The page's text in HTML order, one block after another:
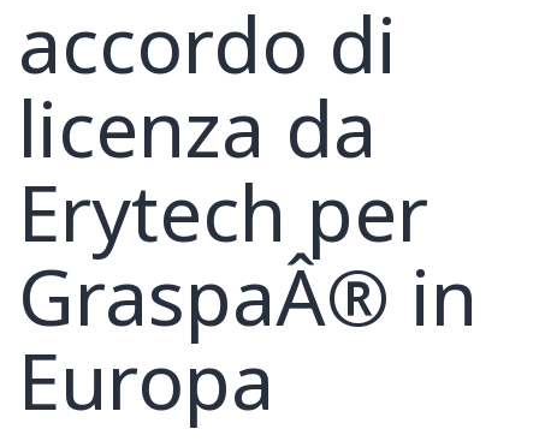
accordo di
licenza da
Erytech per
GraspaÂ® in
Europa